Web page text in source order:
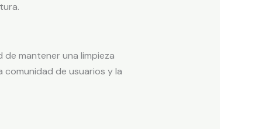
mantener una limpieza
de usuarios y la